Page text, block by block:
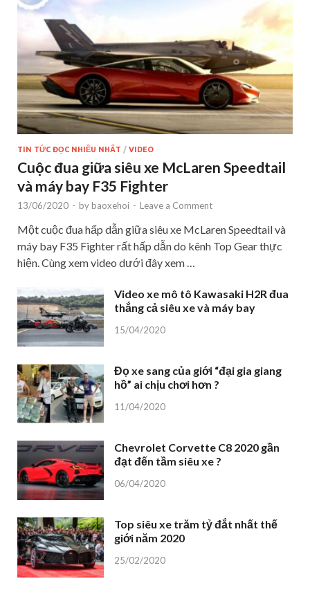
TIN TỨC ĐỌC NHIỀU NHẤT / VIDEO
Cuộc đua giữa siêu xe McLaren Speedtail
và máy bay F35 Fighter
13/06/2020 - by baoxehoi - Leave a Comment
Một cuộc đua hấp dẫn giữa siêu xe McLaren Speedtail và
máy bay F35 Fighter rất hấp dẫn do kênh Top Gear thực
hiện. Cùng xem video dưới đây xem …
Video xe mô tô Kawasaki H2R đua
thắng cả siêu xe và máy bay
15/04/2020
Đọ xe sang của giới “đại gia giang
hồ” ai chịu chơi hơn ?
11/04/2020
Chevrolet Corvette C8 2020 gần
đạt đến tầm siêu xe ?
06/04/2020
Top siêu xe trăm tỷ đắt nhất thế
giới năm 2020
25/02/2020